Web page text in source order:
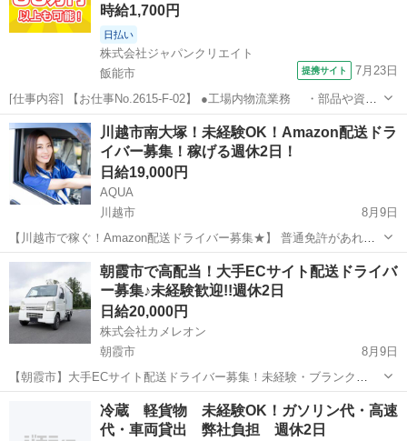
時給1,700円
日払い
株式会社ジャパンクリエイト
飯能市
提携サイト 7月23日
[仕事内容] 【お仕事No.2615-F-02】 ●工場内物流業務 ・部品や資材
の受け入れ ・倉庫内ピッキング ・製造工程への払い出し ・そ
の他付随する業務 ※半導体製造装置の工場内物流業務です。 ※台車や
ハンド...
埼玉 飯能市 その他
川越市南大塚！未経験OK！Amazon配送ドラ
イバー募集！稼げる週休2日！
日給19,000円
AQUA
川越市
8月9日
【川越市で稼ぐ！Amazon配送ドライバー募集★】 普通免許があれば
OK！未経験・学歴・職歴一切不問です♪「週休2日」でプライベートも
充実！希望月収を面談で相談しましょう！軽量荷物の配達で、スマホ
操作ができれば大丈夫◎直行...
埼玉 川越市 ドライバー Amazon
朝霞市で高配当！大手ECサイト配送ドライバ
ー募集♪未経験歓迎!!週休2日
日給20,000円
株式会社カメレオン
朝霞市
8月9日
【朝霞市】大手ECサイト配送ドライバー募集！未経験・ブランク
OK☆ 「普通免許」があれば、どなたでも大歓迎！軽作業メインで、
女性も活躍できる【働きやすい環境】です♪ ★メリット1：充実の研修
制度で未経験でも安心！ ...
朝霞市 ドライバー 積み込み
冷蔵 軽貨物 未経験OK！ガソリン代・高速
代・車両貸出 弊社負担 週休2日